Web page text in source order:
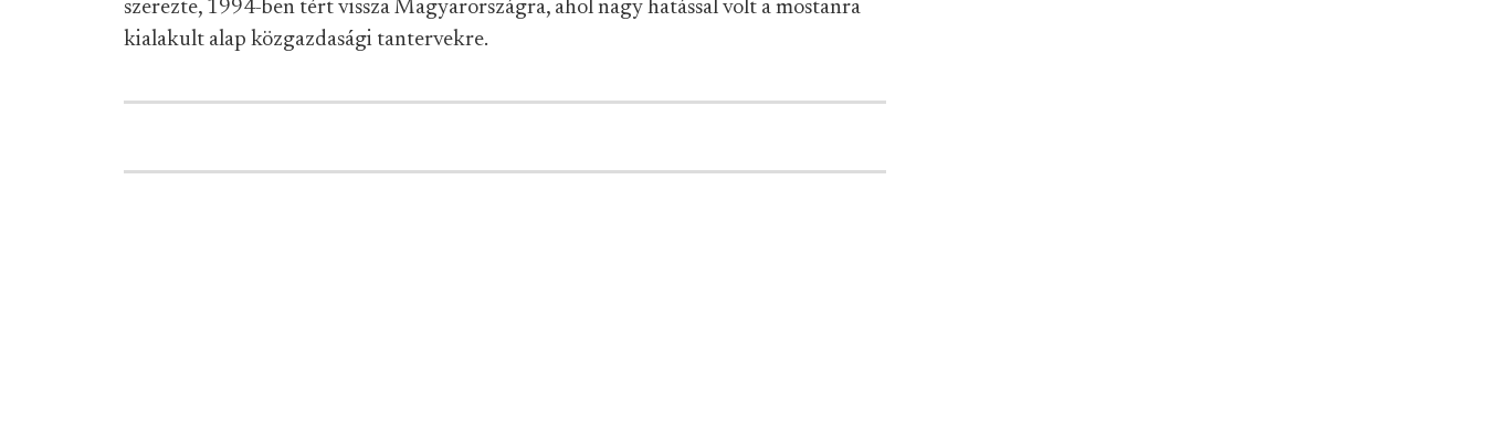
szerezte, 1994-ben tért vissza Magyarországra, ahol nagy hatással volt a mostanra
kialakult alap közgazdasági tantervekre.